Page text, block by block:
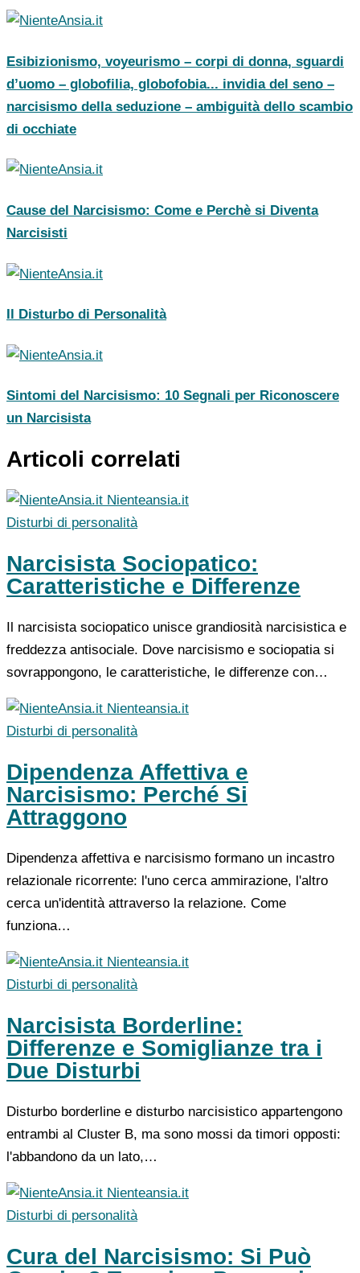
Esibizionismo, voyeurismo – corpi di donna, sguardi
d’uomo – globofilia, globofobia... invidia del seno –
narcisismo della seduzione – ambiguità dello scambio
di occhiate
Cause del Narcisismo: Come e Perchè si Diventa
Narcisisti
Il Disturbo di Personalità
Sintomi del Narcisismo: 10 Segnali per Riconoscere
un Narcisista
Articoli correlati
Nienteansia.it
Disturbi di personalità
Narcisista Sociopatico:
Caratteristiche e Differenze
Il narcisista sociopatico unisce grandiosità narcisistica e
freddezza antisociale. Dove narcisismo e sociopatia si
sovrappongono, le caratteristiche, le differenze con…
Nienteansia.it
Disturbi di personalità
Dipendenza Affettiva e
Narcisismo: Perché Si
Attraggono
Dipendenza affettiva e narcisismo formano un incastro
relazionale ricorrente: l'uno cerca ammirazione, l'altro
cerca un'identità attraverso la relazione. Come
funziona…
Nienteansia.it
Disturbi di personalità
Narcisista Borderline:
Differenze e Somiglianze tra i
Due Disturbi
Disturbo borderline e disturbo narcisistico appartengono
entrambi al Cluster B, ma sono mossi da timori opposti:
l'abbandono da un lato,…
Nienteansia.it
Disturbi di personalità
Cura del Narcisismo: Si Può